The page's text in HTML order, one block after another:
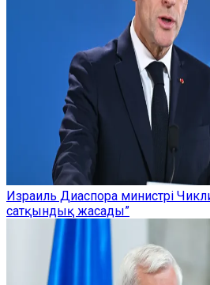
Израиль Диаспора министрі
сатқындық жасады”